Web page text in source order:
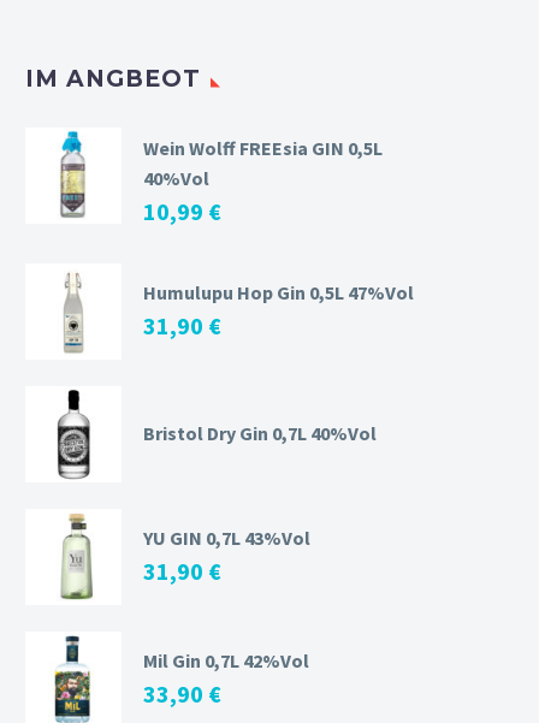
IM ANGBEOT
Wein Wolff FREEsia GIN 0,5L
40%Vol
10,99 €
Humulupu Hop Gin 0,5L 47%Vol
31,90 €
Bristol Dry Gin 0,7L 40%Vol
YU GIN 0,7L 43%Vol
31,90 €
Mil Gin 0,7L 42%Vol
33,90 €